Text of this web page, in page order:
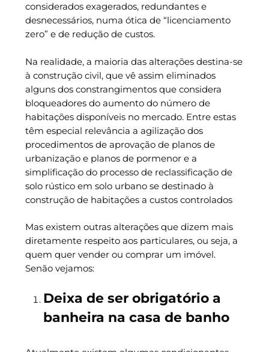
considerados exagerados, redundantes e
desnecessários, numa ótica de “licenciamento
zero” e de redução de custos.
Na realidade, a maioria das alterações destina-se
à construção civil, que vê assim eliminados
alguns dos constrangimentos que considera
bloqueadores do aumento do número de
habitações disponíveis no mercado. Entre estas
têm especial relevância a agilização dos
procedimentos de aprovação de planos de
urbanização e planos de pormenor e a
simplificação do processo de reclassificação de
solo rústico em solo urbano se destinado à
construção de habitações a custos controlados
Mas existem outras alterações que dizem mais
diretamente respeito aos particulares, ou seja, a
quem quer vender ou comprar um imóvel.
Senão vejamos:
Deixa de ser obrigatório a
banheira na casa de banho